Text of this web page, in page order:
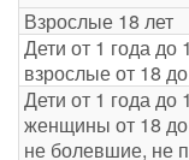
Взрослые 18 лет
Дети от 1 года до
взрослые от 18
Дети от 1 года до
женщины от 18 до
не болевшие, не